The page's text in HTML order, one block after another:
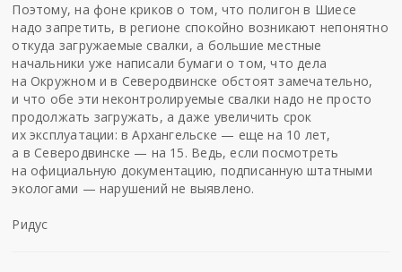
Поэтому, на фоне криков о том, что полигон в Шиесе
надо запретить, в регионе спокойно возникают непонятно
откуда загружаемые свалки, а большие местные
начальники уже написали бумаги о том, что дела
на Окружном и в Северодвинске обстоят замечательно,
и что обе эти неконтролируемые свалки надо не просто
продолжать загружать, а даже увеличить срок
их эксплуатации: в Архангельске — еще на 10 лет,
а в Северодвинске — на 15. Ведь, если посмотреть
на официальную документацию, подписанную штатными
экологами — нарушений не выявлено.
Ридус